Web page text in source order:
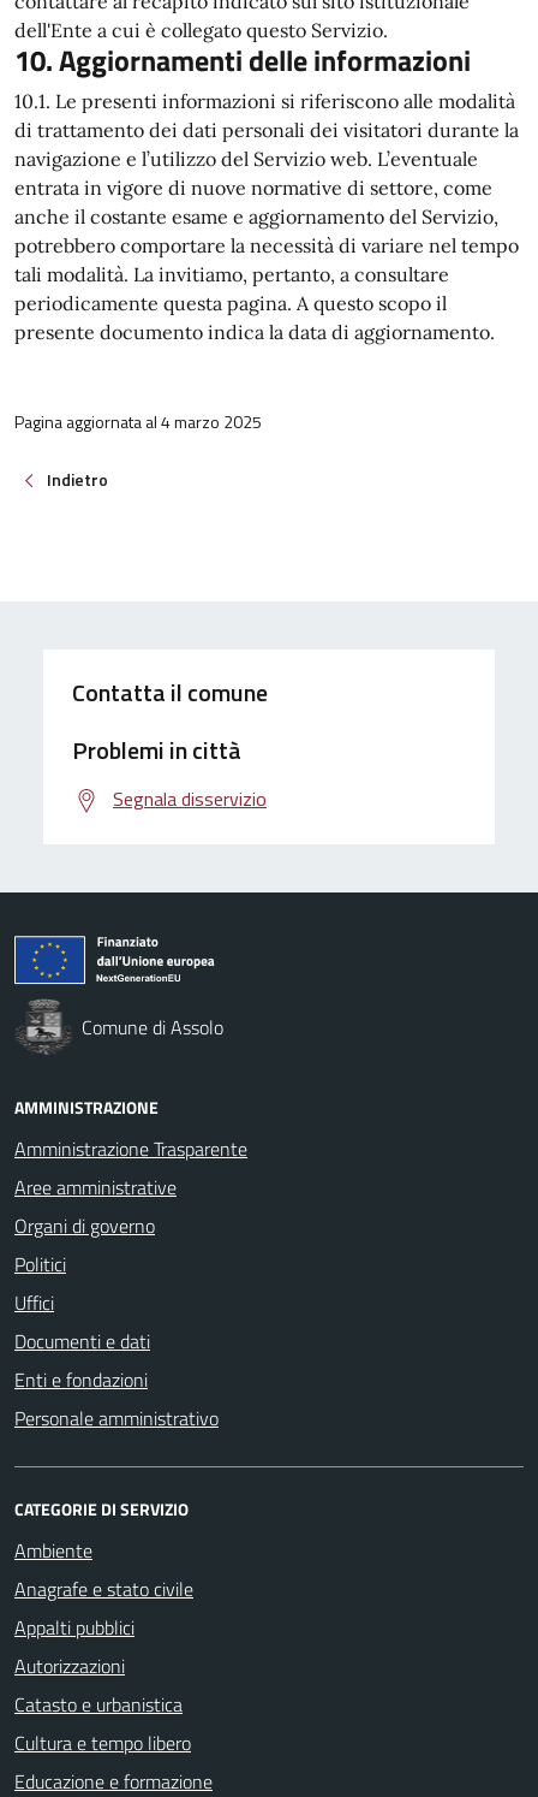
dell'Ente a cui è collegato questo Servizio.
10. Aggiornamenti delle informazioni
10.1. Le presenti informazioni si riferiscono alle modalità
di trattamento dei dati personali dei visitatori durante la
navigazione e l’utilizzo del Servizio web. L’eventuale
entrata in vigore di nuove normative di settore, come
anche il costante esame e aggiornamento del Servizio,
potrebbero comportare la necessità di variare nel tempo
tali modalità. La invitiamo, pertanto, a consultare
periodicamente questa pagina. A questo scopo il
presente documento indica la data di aggiornamento.
Pagina aggiornata al 4 marzo 2025
Indietro
Contatta il comune
Problemi in città
Segnala disservizio
Comune di Assolo
AMMINISTRAZIONE
Amministrazione Trasparente
Aree amministrative
Organi di governo
Politici
Uffici
Documenti e dati
Enti e fondazioni
Personale amministrativo
CATEGORIE DI SERVIZIO
Ambiente
Anagrafe e stato civile
Appalti pubblici
Autorizzazioni
Catasto e urbanistica
Cultura e tempo libero
Educazione e formazione